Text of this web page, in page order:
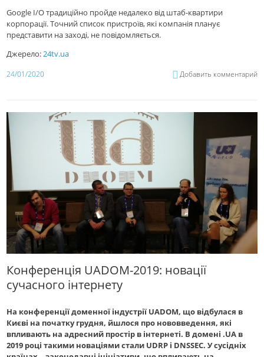
Google I/O традиційно пройде недалеко від штаб-квартири
корпорації. Точний список пристроїв, які компанія планує
представити на заході, не повідомляється.
Джерело:24tv.ua
24/01/2020 Добавить комментарий
Конференція UADOM-2019: новації
сучасного інтернету
На конференції доменної індустрії UADOM, що відбулася в
Києві на початку грудня, йшлося про нововведення, які
впливають на адресний простір в інтернеті. В домені .UA в
2019 році такими новаціями стали UDRP і DNSSEC. У сусідніх